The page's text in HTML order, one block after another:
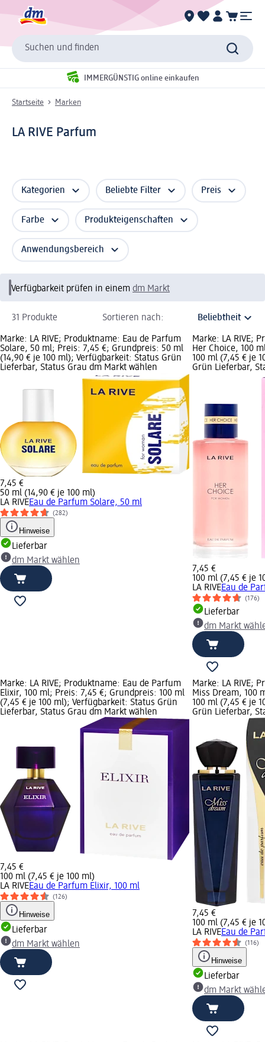
Suchen und finden
IMMERGÜNSTIG online einkaufen
Startseite Marken
LA RIVE Parfum
Kategorien Beliebte Filter Preis
Farbe Produkteigenschaften
Anwendungsbereich
Verfügbarkeit prüfen in einem dm Markt
31 Produkte Sortieren nach:
Marke: LA RIVE; Produktname: Eau de Parfum
Solare, 50 ml; Preis: 7,45 €; Grundpreis: 50 ml
(14,90 € je 100 ml); Verfügbarkeit: Status Grün
Lieferbar, Status Grau dm Markt wählen
7,45 €
50 ml (14,90 € je 100 ml)
LA RIVEEau de Parfum Solare, 50 ml
(282)
Hinweise
Lieferbar
dm Markt wählen
Marke: LA RIVE;
Her Choice, 100
100 ml (7,45 € je
Grün Lieferbar,
7,45 €
100 ml (7,45 € je
LA RIVEEau de
(176)
Lieferbar
dm Markt
Marke: LA RIVE; Produktname: Eau de Parfum
Elixir, 100 ml; Preis: 7,45 €; Grundpreis: 100 ml
(7,45 € je 100 ml); Verfügbarkeit: Status Grün
Lieferbar, Status Grau dm Markt wählen
7,45 €
100 ml (7,45 € je 100 ml)
LA RIVEEau de Parfum Elixir, 100 ml
(126)
Hinweise
Lieferbar
dm Markt wählen
Marke: LA RIVE;
Miss Dream, 100
100 ml (7,45 € je
Grün Lieferbar,
7,45 €
100 ml (7,45 € je
LA RIVEEau de
(116)
Hinweise
Lieferbar
dm Markt